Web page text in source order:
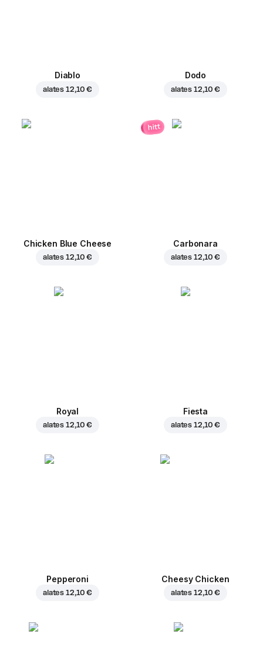
Diablo
alates 12,10 €
Dodo
alates 12,10 €
Chicken Blue Cheese
alates 12,10 €
hitt
Carbonara
alates 12,10 €
Royal
alates 12,10 €
Fiesta
alates 12,10 €
Pepperoni
alates 12,10 €
Cheesy Chicken
alates 12,10 €